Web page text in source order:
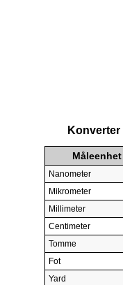
Måleenhet
Nanometer
Mikrometer
Millimeter
Centimeter
Tomme
Fot
Yard